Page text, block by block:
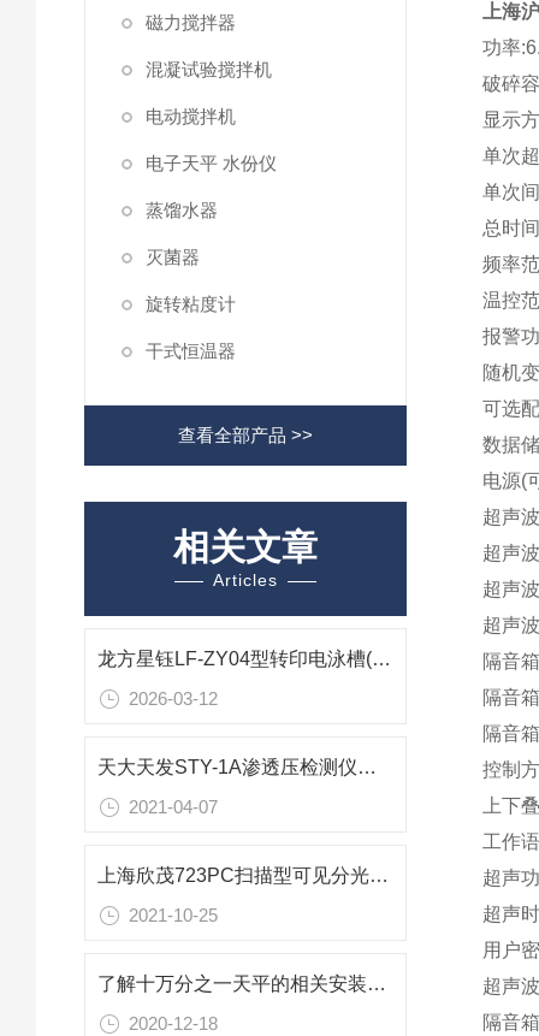
磁力搅拌器
混凝试验搅拌机
电动搅拌机
电子天平 水份仪
蒸馏水器
灭菌器
旋转粘度计
干式恒温器
查看全部产品 >>
相关文章
Articles
龙方星钰LF-ZY04型转印电泳槽(4块胶)高通量湿转蛋白转印高效规模化方案
2026-03-12
天大天发STY-1A渗透压检测仪技术参数
2021-04-07
上海欣茂723PC扫描型可见分光光度计技术参数
2021-10-25
了解十万分之一天平的相关安装流程事项
2020-12-18
上海
功率
破碎
显示
单次
单次
总时
频率
温控
报警
随机
可选
数据
电源(
超声
超声
超声
超声
隔音
隔音
隔音
控制
上下
工作
超声
超声
用户
超声
隔音